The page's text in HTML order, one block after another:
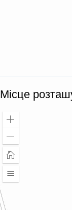
Місце
Збільшити
масштаб
Головна
сторінка
Розширити